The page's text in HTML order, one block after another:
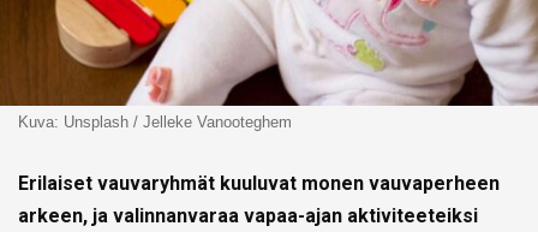
Kuva: Unsplash / Jelleke Vanooteghem
Erilaiset vauvaryhmät kuuluvat monen vauvaperheen
arkeen, ja valinnanvaraa vapaa-ajan aktiviteeteiksi